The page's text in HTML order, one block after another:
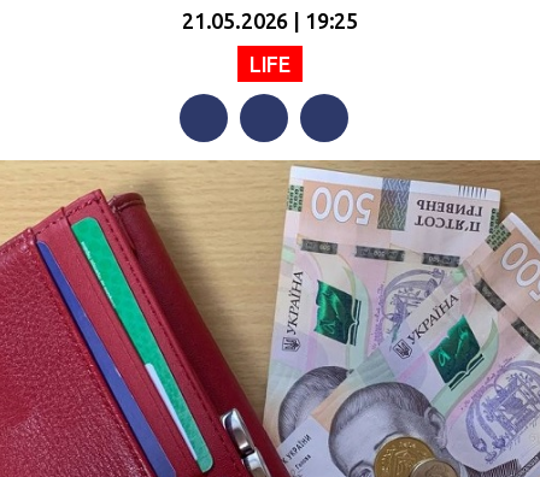
21.05.2026 | 19:25
LIFE
FacebookTwitterTelegram